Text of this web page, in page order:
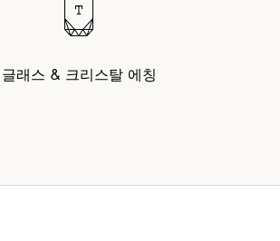
글래스 & 크리스탈 에칭